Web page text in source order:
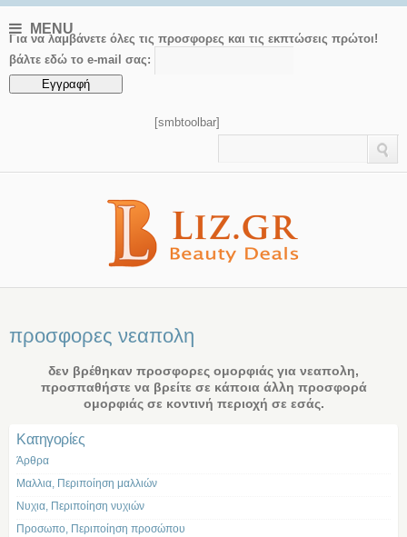
MENU
Για να λαμβάνετε όλες τις προσφορες και τις εκπτώσεις πρώτοι!
βάλτε εδώ το e-mail σας:
[smbtoolbar]
προσφορες νεαπολη
δεν βρέθηκαν προσφορες ομορφιάς για νεαπολη,
προσπαθήστε να βρείτε σε κάποια άλλη προσφορά
ομορφιάς σε κοντινή περιοχή σε εσάς.
Kατηγορίες
Άρθρα
Μαλλια, Περιποίηση μαλλιών
Νυχια, Περιποίηση νυχιών
Προσωπο, Περιποίηση προσώπου